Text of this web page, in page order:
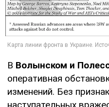
В Волынском и
оперативная
изменений. Без
наступательных